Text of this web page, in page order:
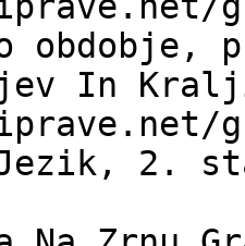
obdobje,
In
2.